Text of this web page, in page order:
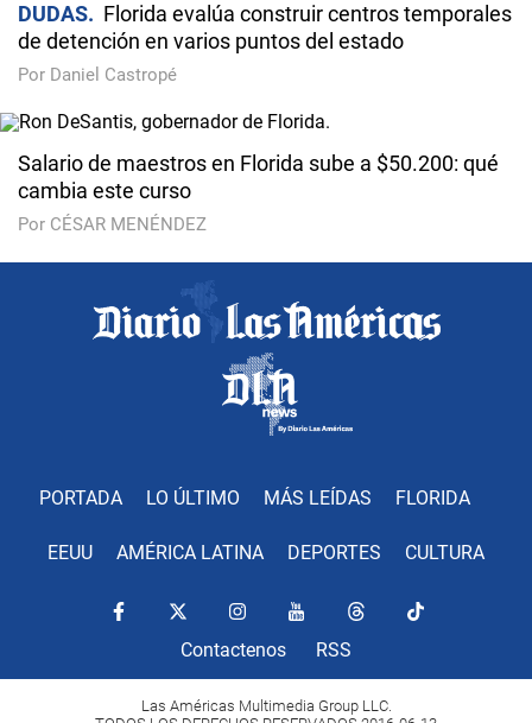
DUDAS
Florida evalúa construir centros temporales
de detención en varios puntos del estado
Por Daniel Castropé
Salario de maestros en Florida sube a $50.200: qué
cambia este curso
Por CÉSAR MENÉNDEZ
PORTADA LO ÚLTIMO MÁS LEÍDAS FLORIDA
EEUU AMÉRICA LATINA DEPORTES CULTURA
Contactenos RSS
Las Américas Multimedia Group LLC.